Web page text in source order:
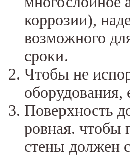
коррозии),
возможного
сроки.
Чтобы не
оборудования,
Поверхность
ровная. чтобы
стены должен